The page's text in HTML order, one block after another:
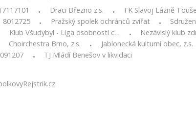
• Draci Březno z.s. • FK Slavoj Lázně
8012725 • Pražský spolek ochránců zvířat •
Klub Všudybyl - Liga osobností c… • Nezávislý klub
Choirchestra Brno, z.s. • Jablonecká kulturní obec, z.s.
• TJ Mládí Benešov v likvidaci